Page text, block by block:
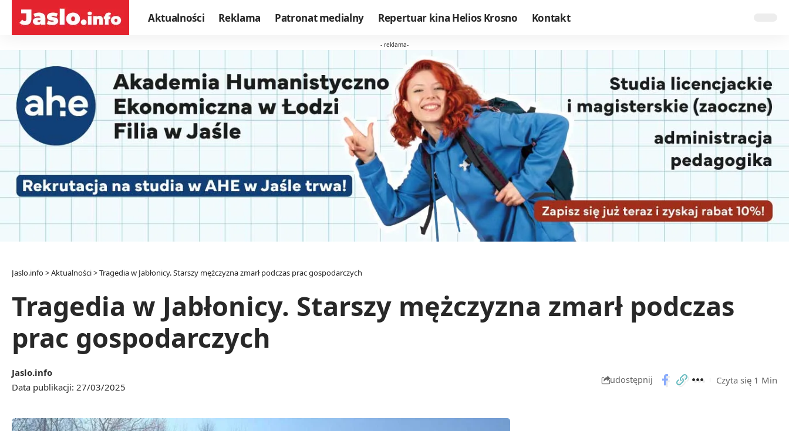
Aktualności Reklama Patronat medialny Repertuar kina Helios Krosno Kontakt
- reklama-
Jaslo.info>Aktualności>Tragedia w Jabłonicy. Starszy mężczyzna zmarł podczas prac gospodarczych
Tragedia w Jabłonicy. Starszy mężczyzna zmarł podczas
prac gospodarczych
Data publikacji: 27/03/2025
Jaslo.info
udostępnij Czyta się 1 Min